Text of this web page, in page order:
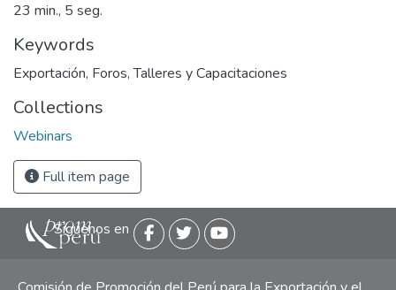
23 min., 5 seg.
Keywords
Exportación, Foros, Talleres y Capacitaciones
Collections
Webinars
Full item page
Siguenos en